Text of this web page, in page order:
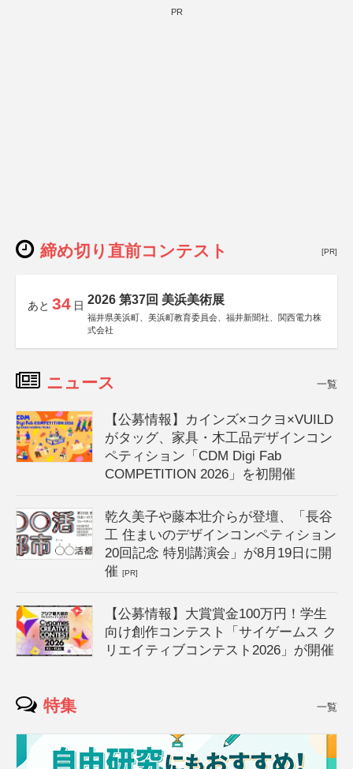
PR
締め切り直前コンテスト [PR]
あと 34 日 2026 第37回 美浜美術展
福井県美浜町、美浜町教育委員会、福井新聞社、関西電力株
式会社
ニュース 一覧
【公募情報】カインズ×コクヨ×VUILD
がタッグ、家具・木工品デザインコン
ペティション「CDM Digi Fab
COMPETITION 2026」を初開催
乾久美子や藤本壮介らが登壇、「長谷
工 住まいのデザインコンペティション
20回記念 特別講演会」が8月19日に開
催[PR]
【公募情報】大賞賞金100万円！学生
向け創作コンテスト「サイゲームス ク
リエイティブコンテスト2026」が開催
特集 一覧